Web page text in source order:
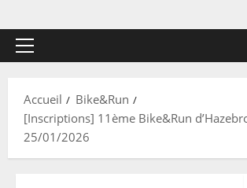
Menu
Accueil
Bike&Run
[Inscriptions] 11ème Bike&Run
25/01/2026